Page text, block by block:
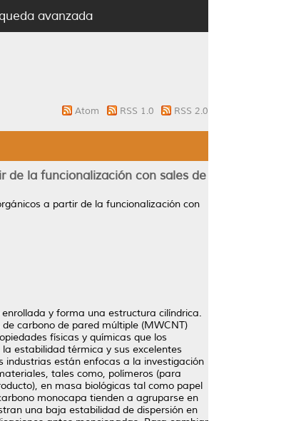
avanzada
Atom RSS 1.0 RSS 2.0
de la funcionalización con sales de
a partir de la funcionalización con
y forma una estructura cilíndrica.
carbono de pared múltiple (MWCNT)
físicas y químicas que los
estabilidad térmica y sus excelentes
industrias están enfocas a la investigación
tales como, polímeros (para
en masa biológicas tal como papel
monocapa tienden a agruparse en
una baja estabilidad de dispersión en